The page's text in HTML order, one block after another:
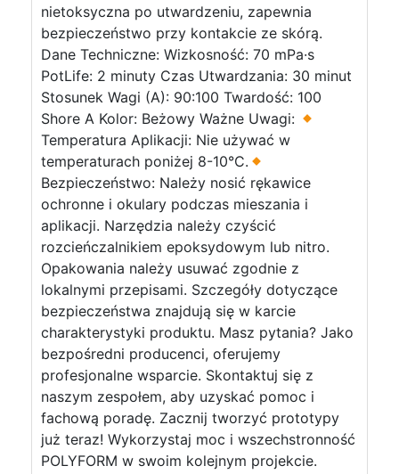
nietoksyczna po utwardzeniu, zapewnia
bezpieczeństwo przy kontakcie ze skórą.
Dane Techniczne: Wizkosność: 70 mPa·s
PotLife: 2 minuty Czas Utwardzania: 30 minut
Stosunek Wagi (A): 90:100 Twardość: 100
Shore A Kolor: Beżowy Ważne Uwagi:
Temperatura Aplikacji: Nie używać w
temperaturach poniżej 8-10°C.
Bezpieczeństwo: Należy nosić rękawice
ochronne i okulary podczas mieszania i
aplikacji. Narzędzia należy czyścić
rozcieńczalnikiem epoksydowym lub nitro.
Opakowania należy usuwać zgodnie z
lokalnymi przepisami. Szczegóły dotyczące
bezpieczeństwa znajdują się w karcie
charakterystyki produktu. Masz pytania? Jako
bezpośredni producenci, oferujemy
profesjonalne wsparcie. Skontaktuj się z
naszym zespołem, aby uzyskać pomoc i
fachową poradę. Zacznij tworzyć prototypy
już teraz! Wykorzystaj moc i wszechstronność
POLYFORM w swoim kolejnym projekcie.